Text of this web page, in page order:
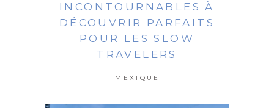
INCONTOURNABLES À
DÉCOUVRIR PARFAITS
POUR LES SLOW
TRAVELERS
MEXIQUE